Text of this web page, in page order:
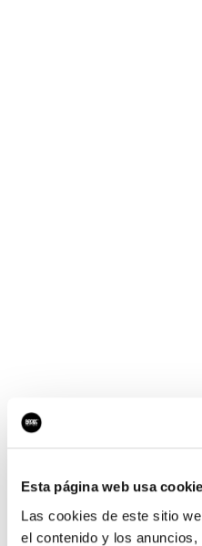
Esta página web usa
Las cookies de este sitio
el contenido y los
¡Ups, no
¿Quieres jugar al